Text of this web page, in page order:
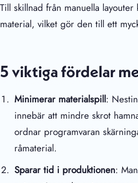
Till skillnad från manuella
material, vilket gör den till ett
5 viktiga fördelar
Minimerar materialspill:
innebär att mindre skrot
ordnar programvaran
råmaterial.
Sparar tid i produktionen: